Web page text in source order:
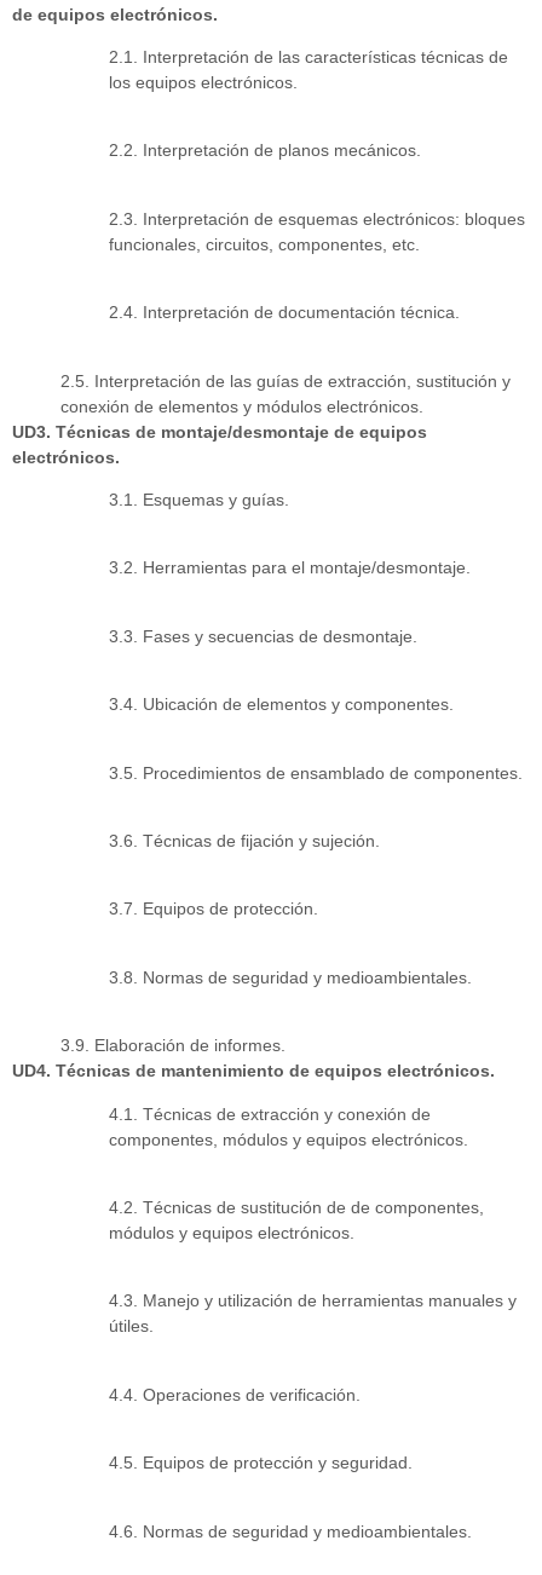
de equipos electrónicos.
2.1. Interpretación de las características técnicas de
los equipos electrónicos.
2.2. Interpretación de planos mecánicos.
2.3. Interpretación de esquemas electrónicos: bloques
funcionales, circuitos, componentes, etc.
2.4. Interpretación de documentación técnica.
2.5. Interpretación de las guías de extracción, sustitución y
conexión de elementos y módulos electrónicos.
UD3. Técnicas de montaje/desmontaje de equipos
electrónicos.
3.1. Esquemas y guías.
3.2. Herramientas para el montaje/desmontaje.
3.3. Fases y secuencias de desmontaje.
3.4. Ubicación de elementos y componentes.
3.5. Procedimientos de ensamblado de componentes.
3.6. Técnicas de fijación y sujeción.
3.7. Equipos de protección.
3.8. Normas de seguridad y medioambientales.
3.9. Elaboración de informes.
UD4. Técnicas de mantenimiento de equipos electrónicos.
4.1. Técnicas de extracción y conexión de
componentes, módulos y equipos electrónicos.
4.2. Técnicas de sustitución de de componentes,
módulos y equipos electrónicos.
4.3. Manejo y utilización de herramientas manuales y
útiles.
4.4. Operaciones de verificación.
4.5. Equipos de protección y seguridad.
4.6. Normas de seguridad y medioambientales.